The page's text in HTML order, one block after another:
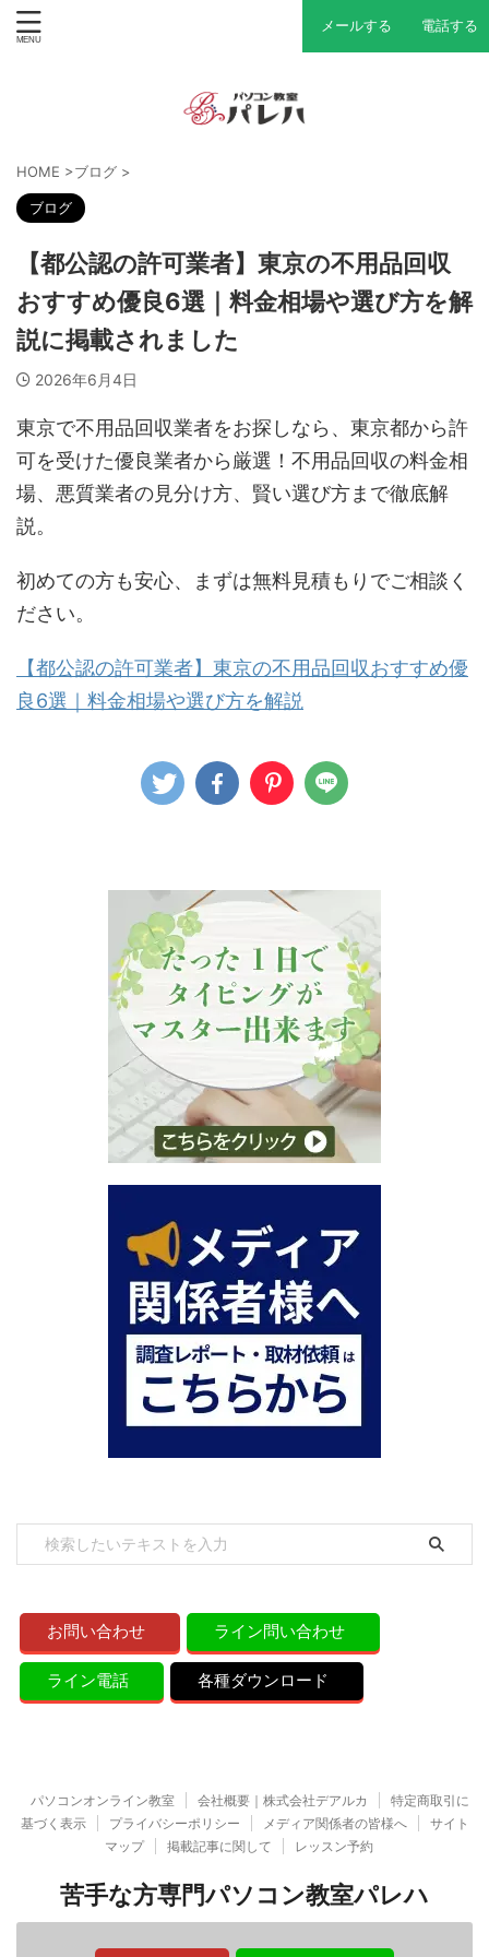
メールする 電話する
HOME >ブログ >
ブログ
【都公認の許可業者】東京の不用品回収
おすすめ優良6選｜料金相場や選び方を解
説に掲載されました
2026年6月4日
東京で不用品回収業者をお探しなら、東京都から許
可を受けた優良業者から厳選！不用品回収の料金相
場、悪質業者の見分け方、賢い選び方まで徹底解
説。
初めての方も安心、まずは無料見積もりでご相談く
ださい。
【都公認の許可業者】東京の不用品回収おすすめ優
良6選｜料金相場や選び方を解説
お問い合わせ ライン問い合わせ
ライン電話 各種ダウンロード
パソコンオンライン教室 会社概要｜株式会社デアルカ
特定商取引に
基づく表示
プライバシーポリシー メディア関係者の皆様へ
サイト
マップ
掲載記事に関して レッスン予約
苦手な方専門パソコン教室パレハ